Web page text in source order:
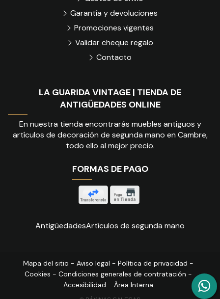
LA GUARIDA VINTAGE | TIENDA DE
ANTIGÜEDADES ONLINE
En nuestra tienda encontrarás muebles antiguos y
artículos de decoración de segunda mano en Cambre,
todo ello al mejor precio.
FORMAS DE PAGO
Garantía y devoluciones
Promociones vigentes
Validar cheque regalo
Contacto
AntigüedadesArtículos de segunda mano
Mapa del sitio - Aviso legal - Política de privacidad -
Cookies - Condiciones generales de contratación -
Accesibilidad - Área Interna